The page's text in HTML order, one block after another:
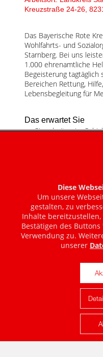
Diese
Um unsere
gestalten, zu
Inhalte
Bestätigen des
Verwendung zu.
unserer